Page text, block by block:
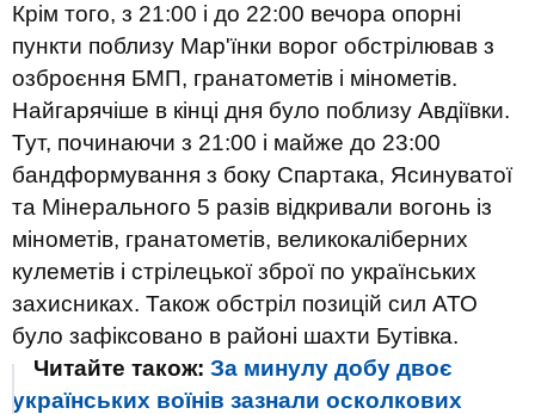
Крім того, з 21:00 і до 22:00 вечора опорні
пункти поблизу Мар'їнки ворог обстрілював з
озброєння БМП, гранатометів і мінометів.
Найгарячіше в кінці дня було поблизу Авдіївки.
Тут, починаючи з 21:00 і майже до 23:00
бандформування з боку Спартака, Ясинуватої
та Мінерального 5 разів відкривали вогонь із
мінометів, гранатометів, великокаліберних
кулеметів і стрілецької зброї по українських
захисниках. Також обстріл позицій сил АТО
було зафіксовано в районі шахти Бутівка.
Читайте також: За минулу добу двоє
українських воїнів зазнали осколкових